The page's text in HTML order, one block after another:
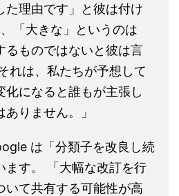
た理由です」と彼は付け
「大きな」というのは
るものではないと彼は言
れは、私たちが予想して
化になると誰もが主張し
りません。」
は「分類子を改良し続
ます。 「大幅な改訂を行
いて共有する可能性が高